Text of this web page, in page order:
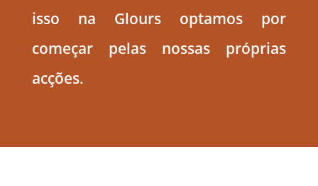
isso na Glours optamos por
começar pelas nossas próprias
acções.